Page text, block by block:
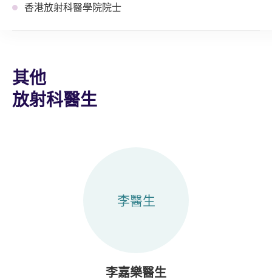
香港放射科醫學院院士
其他
放射科醫生
李醫生
李嘉樂醫生